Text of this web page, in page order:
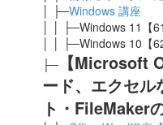
│ ├─Windows 講座
│ │ ├─Windows 11【
│ │ ├─Windows 10【
├─ 【Microsoft
ード、エクセル
ト・FileMaker